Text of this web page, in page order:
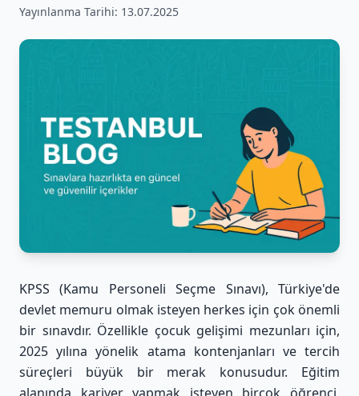
Yayınlanma Tarihi: 13.07.2025
KPSS (Kamu Personeli Seçme Sınavı), Türkiye'de
devlet memuru olmak isteyen herkes için çok önemli
bir sınavdır. Özellikle çocuk gelişimi mezunları için,
2025 yılına yönelik atama kontenjanları ve tercih
süreçleri büyük bir merak konusudur. Eğitim